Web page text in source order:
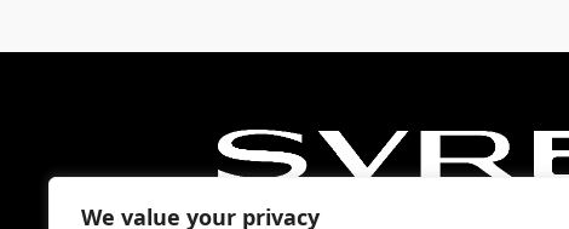
We value your privacy